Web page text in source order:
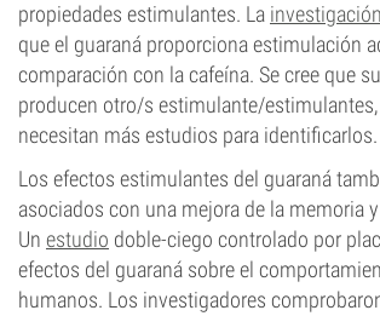
propiedades estimulantes. La investigación
que el guaraná proporciona estimulación
comparación con la cafeína. Se cree que
producen otro/s estimulante/
necesitan más estudios para identificarlos.
Los efectos estimulantes del guaraná
asociados con una mejora de la memoria
Un estudio doble-ciego controlado por
efectos del guaraná sobre el
humanos. Los investigadores